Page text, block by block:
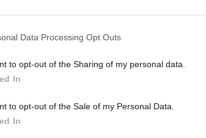
Data Processing Opt Outs
to opt-out of the Sharing of my personal data.
In
to opt-out of the Sale of my Personal Data.
In